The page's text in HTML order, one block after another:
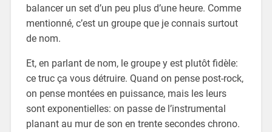
balancer un set d’un peu plus d’une heure. Comme
mentionné, c’est un groupe que je connais surtout
de nom.
Et, en parlant de nom, le groupe y est plutôt fidèle:
ce truc ça vous détruire. Quand on pense post-rock,
on pense montées en puissance, mais les leurs
sont exponentielles: on passe de l’instrumental
planant au mur de son en trente secondes chrono.